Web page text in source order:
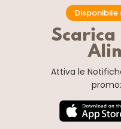
Disponibile
Scarica
Attiva le